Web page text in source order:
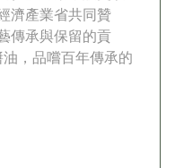
濟產業省共同贊
傳承與保留的貢
，品嚐百年傳承的